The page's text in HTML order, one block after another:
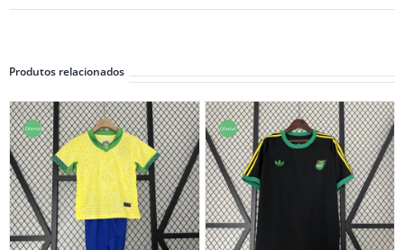
Produtos relacionados
Oferta! Oferta!